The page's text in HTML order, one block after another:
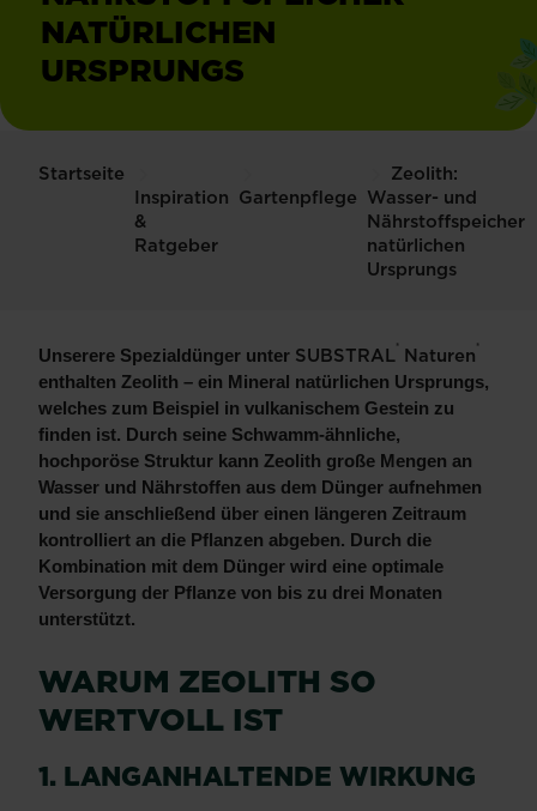
NATÜRLICHEN
URSPRUNGS
Startseite
Inspiration
&
Ratgeber
Gartenpflege
Zeolith:
Wasser- und
Nährstoffspeicher
natürlichen
Ursprungs
Unserere Spezialdünger unter SUBSTRAL® Naturen®
enthalten Zeolith – ein Mineral natürlichen Ursprungs,
welches zum Beispiel in vulkanischem Gestein zu
finden ist. Durch seine Schwamm-ähnliche,
hochporöse Struktur kann Zeolith große Mengen an
Wasser und Nährstoffen aus dem Dünger aufnehmen
und sie anschließend über einen längeren Zeitraum
kontrolliert an die Pflanzen abgeben. Durch die
Kombination mit dem Dünger wird eine optimale
Versorgung der Pflanze von bis zu drei Monaten
unterstützt.
WARUM ZEOLITH SO
WERTVOLL IST
1. LANGANHALTENDE WIRKUNG